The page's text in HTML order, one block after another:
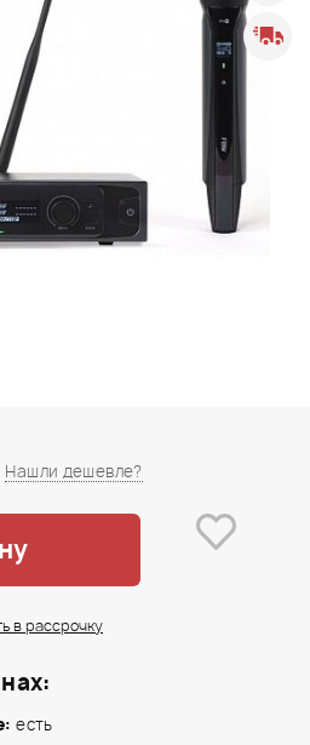
Нашли дешевле?
в рассрочку
есть